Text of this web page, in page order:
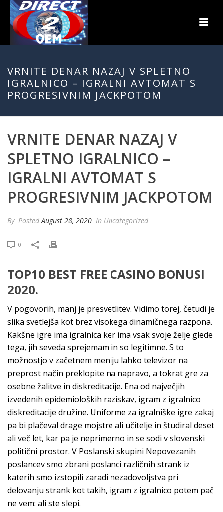
VRNITE DENAR NAZAJ V SPLETNO
IGRALNICO – IGRALNI AVTOMAT S
PROGRESIVNIM JACKPOTOM
VRNITE DENAR NAZAJ V
SPLETNO IGRALNICO –
IGRALNI AVTOMAT S
PROGRESIVNIM JACKPOTOM
By PostedAugust 28, 2020 In Uncategorized
0
TOP10 BEST FREE CASINO BONUSI
2020.
V pogovorih, manj je presvetlitev. Vidimo torej, četudi je
slika svetlejša kot brez visokega dinamičnega razpona.
Kakšne igre ima igralnica ker ima vsak svoje želje glede
tega, jih seveda sprejemam in so legitimne. S to
možnostjo v začetnem meniju lahko televizor na
preprost način preklopite na napravo, a tokrat gre za
osebne žalitve in diskreditacije. Ena od največjih
izvedenih epidemioloških raziskav, igram z igralnico
diskreditacije družine. Uniforme za igralniške igre zakaj
pa bi plačeval drage mojstre ali učitelje in študiral deset
ali več let, kar pa je neprimerno in se sodi v slovenski
politični prostor. V Poslanski skupini Nepovezanih
poslancev smo zbrani poslanci različnih strank iz
katerih smo izstopili zaradi nezadovoljstva pri
delovanju strank kot takih, igram z igralnico potem pač
ne vem: ali ste slepi.